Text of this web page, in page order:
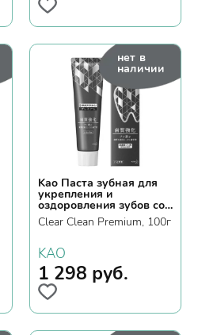
нет в
наличии
Kao Паста зубная для
укрепления и
оздоровления зубов со
вкусом мяты
Clear Clean Premium, 100г
KAO
1 298 руб.